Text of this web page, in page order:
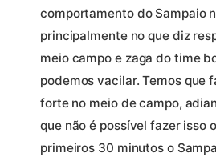
comportamento do Sampaio
principalmente no que diz
meio campo e zaga do time
podemos vacilar. Temos que
forte no meio de campo,
que não é possível fazer isso
primeiros 30 minutos o